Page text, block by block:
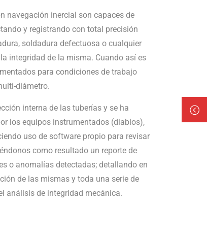
navegación inercial son capaces de
y registrando con total precisión
soldadura defectuosa o cualquier
integridad de la misma. Cuando así es
para condiciones de trabajo
diámetro.
interna de las tuberías y se ha
los equipos instrumentados (diablos),
uso de software propio para revisar
como resultado un reporte de
o anomalías detectadas; detallando en
de las mismas y toda una serie de
análisis de integridad mecánica.